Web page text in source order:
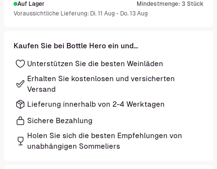
Auf Lager
Mindestmenge: 3 Stück
Voraussichtliche Lieferung: Di. 11 Aug - Do. 13 Aug
Kaufen Sie bei Bottle Hero ein und...
Unterstützen Sie die besten Weinläden
Erhalten Sie kostenlosen und versicherten
Versand
Lieferung innerhalb von 2-4 Werktagen
Sichere Bezahlung
Holen Sie sich die besten Empfehlungen von
unabhängigen Sommeliers